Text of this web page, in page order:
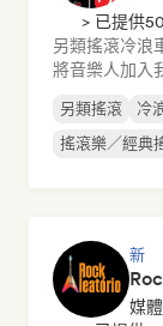
> 已提供
另類搖滾冷浪
將音樂人加入
另類搖滾 冷
搖滾樂／經典
新
媒